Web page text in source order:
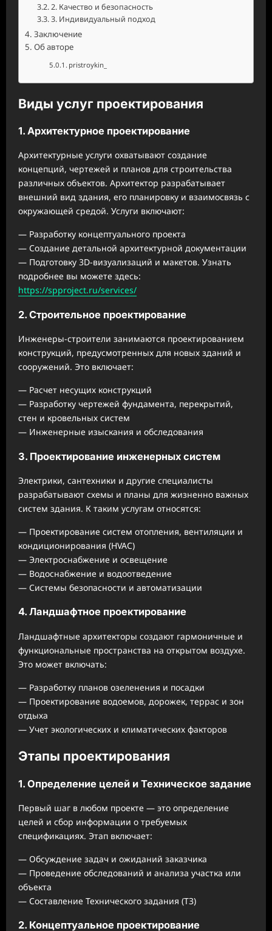
2. Качество и безопасность
3. Индивидуальный подход
Заключение
Об авторе
pristroykin_
Виды услуг проектирования
1. Архитектурное проектирование
Архитектурные услуги охватывают создание
концепций, чертежей и планов для строительства
различных объектов. Архитектор разрабатывает
внешний вид здания, его планировку и взаимосвязь с
окружающей средой. Услуги включают:
— Разработку концептуального проекта
— Создание детальной архитектурной документации
— Подготовку 3D-визуализаций и макетов. Узнать
подробнее вы можете здесь:
https://spproject.ru/services/
2. Строительное проектирование
Инженеры-строители занимаются проектированием
конструкций, предусмотренных для новых зданий и
сооружений. Это включает:
— Расчет несущих конструкций
— Разработку чертежей фундамента, перекрытий,
стен и кровельных систем
— Инженерные изыскания и обследования
3. Проектирование инженерных систем
Электрики, сантехники и другие специалисты
разрабатывают схемы и планы для жизненно важных
систем здания. К таким услугам относятся:
— Проектирование систем отопления, вентиляции и
кондиционирования (HVAC)
— Электроснабжение и освещение
— Водоснабжение и водоотведение
— Системы безопасности и автоматизации
4. Ландшафтное проектирование
Ландшафтные архитекторы создают гармоничные и
функциональные пространства на открытом воздухе.
Это может включать:
— Разработку планов озеленения и посадки
— Проектирование водоемов, дорожек, террас и зон
отдыха
— Учет экологических и климатических факторов
Этапы проектирования
1. Определение целей и Техническое задание
Первый шаг в любом проекте — это определение
целей и сбор информации о требуемых
спецификациях. Этап включает:
— Обсуждение задач и ожиданий заказчика
— Проведение обследований и анализа участка или
объекта
— Составление Технического задания (ТЗ)
2. Концептуальное проектирование